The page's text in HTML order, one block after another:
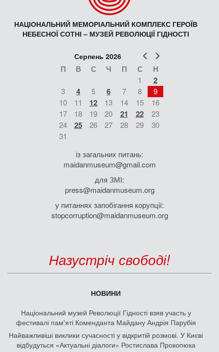
НАЦІОНАЛЬНИЙ МЕМОРІАЛЬНИЙ КОМПЛЕКС ГЕРОЇВ
НЕБЕСНОЇ СОТНІ – МУЗЕЙ РЕВОЛЮЦІЇ ГІДНОСТІ
Попер
Серпень 2026
П В С Ч П С Н
1 2
3 4 5 6 7 8
9
10
11 12 13 14 15
16
17
18 19 20 21 22
23
24
25 26 27 28 29
30
31
із загальних питань:
maidanmuseum@gmail.com
для ЗМІ:
press@maidanmuseum.org
у питаннях запобігання корупції:
stopcorruption@maidanmuseum.org
Назустріч свободі!
НОВИНИ
Національний музей Революції Гідності взяв участь у
фестивалі пам'яті Коменданта Майдану Андрія Парубія
Найважливіші виклики сучасності у відкритій розмові. У Києві
відбудуться «Актуальні діалоги» Ростислава Прокопюка